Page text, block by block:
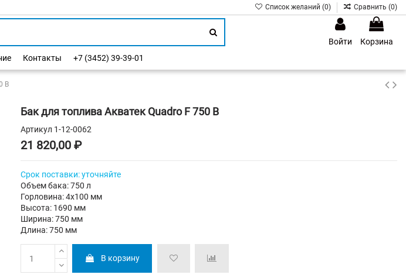
Список желаний (0) Сравнить (0)
Войти
Корзина
Контакты +7 (3452) 39-39-01
B
Бак для топлива Акватек Quadro F 750 B
Артикул 1-12-0062
21 820,00 ₽
Срок поставки:уточняйте
Объем бака: 750 л
Горловина: 4х100 мм
Высота: 1690 мм
Ширина: 750 мм
Длина: 750 мм
В корзину